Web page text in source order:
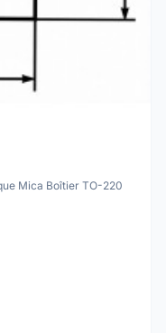
Mica Boîtier TO-220